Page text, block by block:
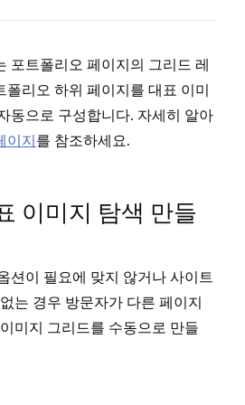
포트폴리오 페이지의 그리드 레
폴리오 하위 페이지를 대표 이미
동으로 구성합니다. 자세히 알아
이지를 참조하세요.
이미지 탐색 만들
션이 필요에 맞지 않거나 사이트
는 경우 방문자가 다른 페이지
미지 그리드를 수동으로 만들